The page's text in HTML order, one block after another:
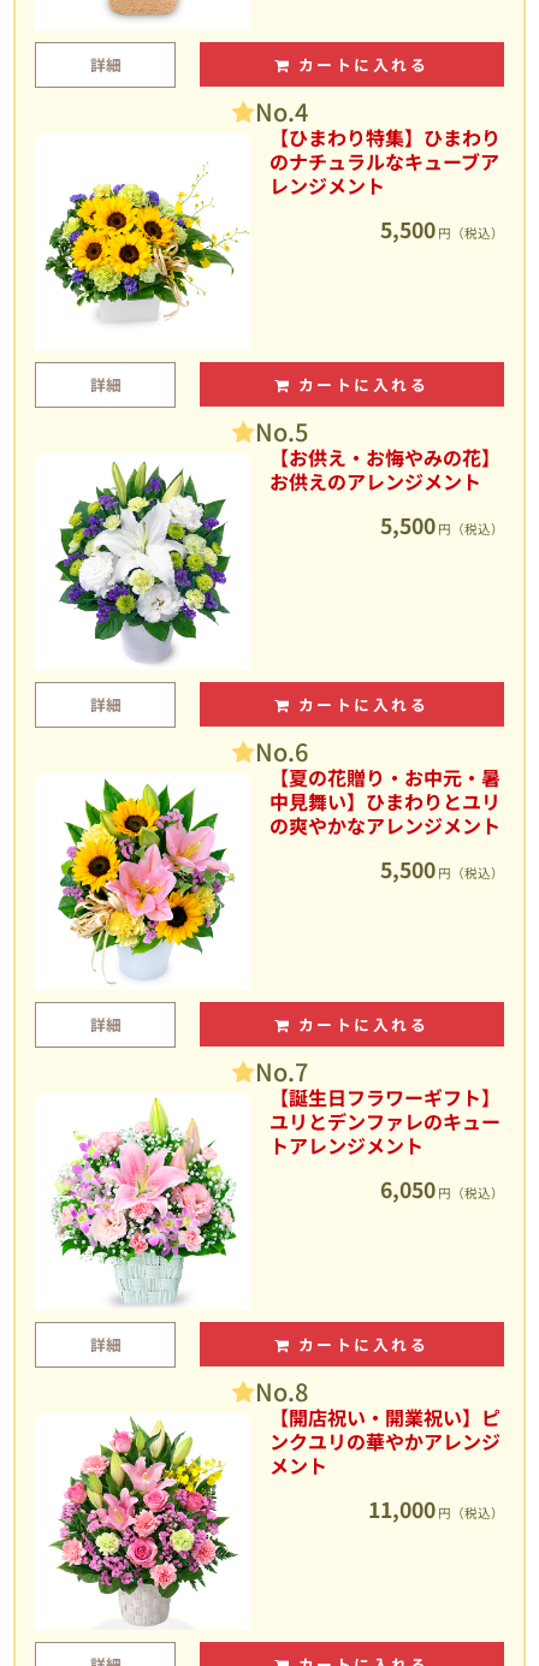
詳細 カートに入れる
No.4
【ひまわり特集】ひまわり
のナチュラルなキューブア
レンジメント
5,500 円（税込）
詳細 カートに入れる
No.5
【お供え・お悔やみの花】
お供えのアレンジメント
5,500 円（税込）
詳細 カートに入れる
No.6
【夏の花贈り・お中元・暑
中見舞い】ひまわりとユリ
の爽やかなアレンジメント
5,500 円（税込）
詳細 カートに入れる
No.7
【誕生日フラワーギフト】
ユリとデンファレのキュー
トアレンジメント
6,050 円（税込）
詳細 カートに入れる
No.8
【開店祝い・開業祝い】ピ
ンクユリの華やかアレンジ
メント
11,000 円（税込）